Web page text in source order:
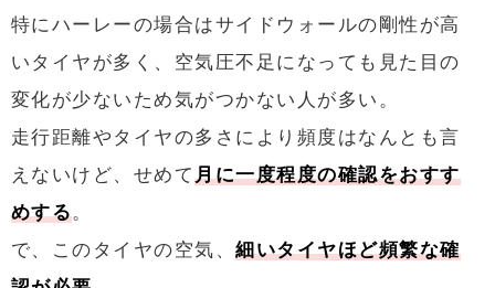
特にハーレーの場合はサイドウォールの剛性が高
いタイヤが多く、空気圧不足になっても見た目の
変化が少ないため気がつかない人が多い。
走行距離やタイヤの多さにより頻度はなんとも言
えないけど、せめて月に一度程度の確認をおすす
めする。
で、このタイヤの空気、細いタイヤほど頻繁な確